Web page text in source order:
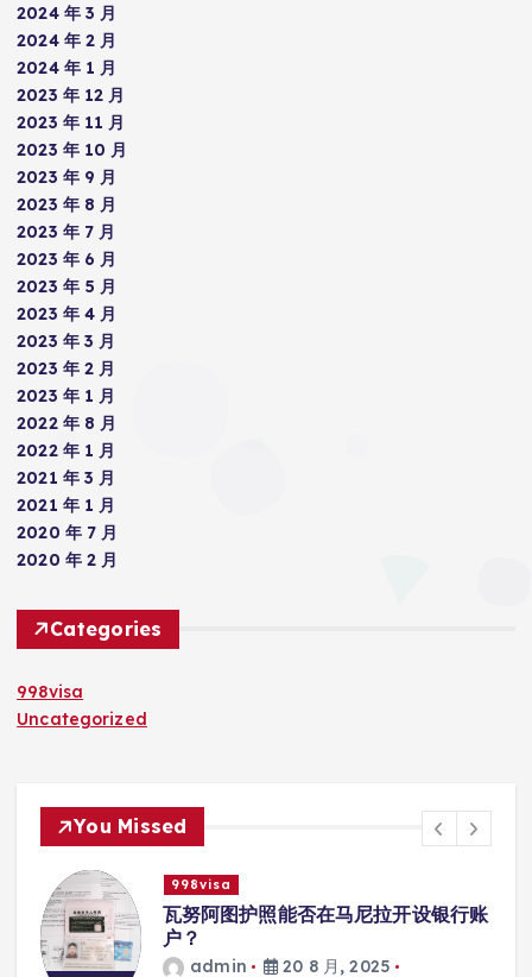
2024 年 3 月
2024 年 2 月
2024 年 1 月
2023 年 12 月
2023 年 11 月
2023 年 10 月
2023 年 9 月
2023 年 8 月
2023 年 7 月
2023 年 6 月
2023 年 5 月
2023 年 4 月
2023 年 3 月
2023 年 2 月
2023 年 1 月
2022 年 8 月
2022 年 1 月
2021 年 3 月
2021 年 1 月
2020 年 7 月
2020 年 2 月
Categories
998visa
Uncategorized
You Missed
998visa
瓦努阿图护照能否在马尼拉开设银行账
户？
admin 20 8 月, 2025